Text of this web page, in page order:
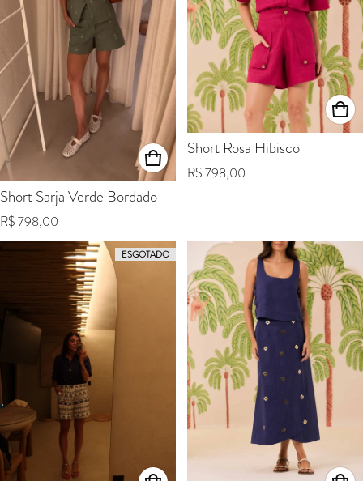
Short Sarja Verde Bordado
Preço normal
R$ 798,00
Short Rosa Hibisco
Preço normal
R$ 798,00
ESGOTADO